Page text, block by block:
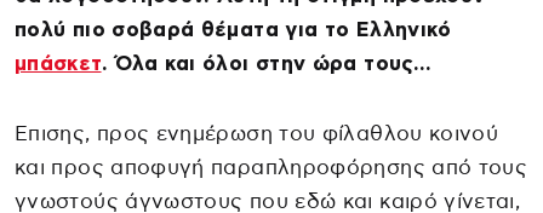
πολύ πιο σοβαρά θέματα για το Ελληνικό
μπάσκετ. Όλα και όλοι στην ώρα τους…
Επισης, προς ενημέρωση του φίλαθλου κοινού
και προς αποφυγή παραπληροφόρησης από τους
γνωστούς άγνωστους που εδώ και καιρό γίνεται,